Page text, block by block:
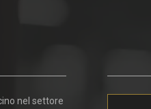
nel settore